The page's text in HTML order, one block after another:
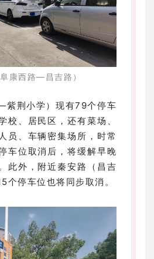
康西路—昌吉路）
紫荆小学）现有79个停车
校、居民区，还有菜场、
员、车辆密集场所，时常
车位取消后，将缓解早晚
此外，附近秦安路（昌吉
停车位也将同步取消。